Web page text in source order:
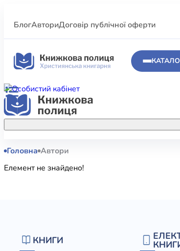
БлогАвториДоговір публічної оферти
Акційні пропозиції
Купуйте більше улюблених книжок за
Головна Автори
Елемент не знайдено!
КНИГИ